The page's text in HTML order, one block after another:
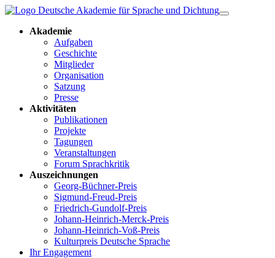
Akademie
Aufgaben
Geschichte
Mitglieder
Organisation
Satzung
Presse
Aktivitäten
Publikationen
Projekte
Tagungen
Veranstaltungen
Forum Sprachkritik
Auszeichnungen
Georg-Büchner-Preis
Sigmund-Freud-Preis
Friedrich-Gundolf-Preis
Johann-Heinrich-Merck-Preis
Johann-Heinrich-Voß-Preis
Kulturpreis Deutsche Sprache
Ihr Engagement